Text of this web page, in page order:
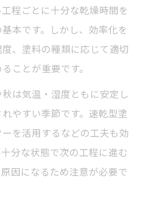
程ごとに十分な乾燥時間を
本です。しかし、効率化を
、塗料の種類に応じて適切
ことが重要です。
は気温・湿度ともに安定し
やすい季節です。速乾型塗
を活用するなどの工夫も効
分な状態で次の工程に進む
因になるため注意が必要で